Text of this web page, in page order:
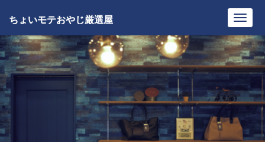
ちょいモテおやじ厳選屋